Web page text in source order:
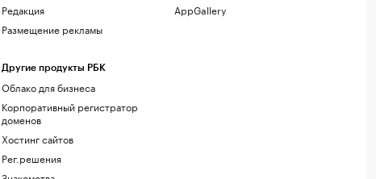
Редакция
Размещение рекламы
Другие продукты РБК
Облако для бизнеса
Корпоративный регистратор
доменов
Хостинг сайтов
Рег.решения
AppGallery